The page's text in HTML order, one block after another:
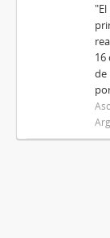
16
de